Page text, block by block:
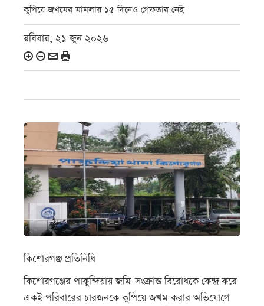
কুপিয়ে জখমের মামলায় ১৫ দিনেও গ্রেফতার নেই
রবিবার, ২১ জুন ২০২৬
---
কিশোরগঞ্জ প্রতিনিধি
কিশোরগঞ্জের পাকুন্দিয়ায় জমি-সংক্রান্ত বিরোধকে কেন্দ্র করে
একই পরিবারের চারজনকে কুপিয়ে জখম করার অভিযোগে